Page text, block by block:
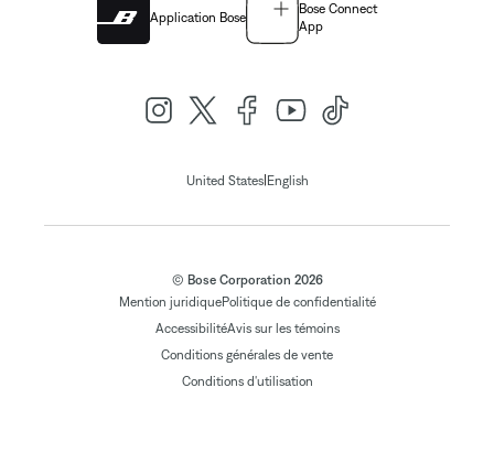
Application Bose
Bose Connect
App
United States| English
© Bose Corporation 2026
Mention juridiquePolitique de confidentialité
AccessibilitéAvis sur les témoins
Conditions générales de vente
Conditions d'utilisation